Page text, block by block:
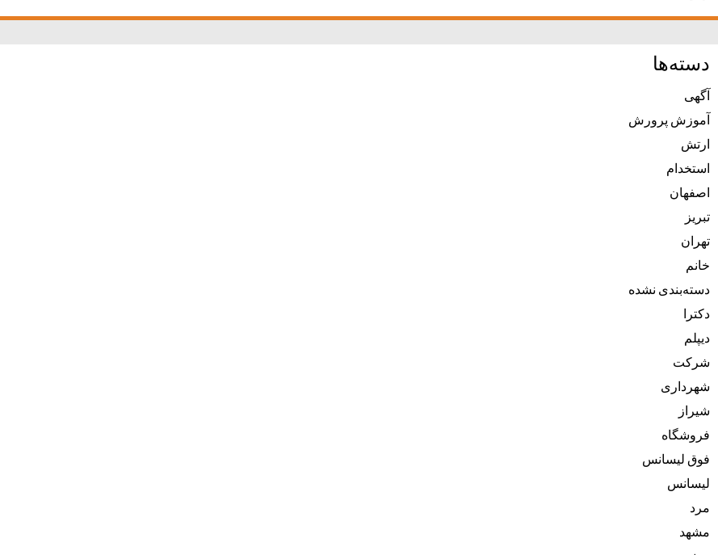
دسته‌ها
آگهی
آموزش پرورش
ارتش
استخدام
اصفهان
تبریز
تهران
خانم
دسته‌بندی نشده
دکترا
دیپلم
شرکت
شهرداری
شیراز
فروشگاه
فوق لیسانس
لیسانس
مرد
مشهد